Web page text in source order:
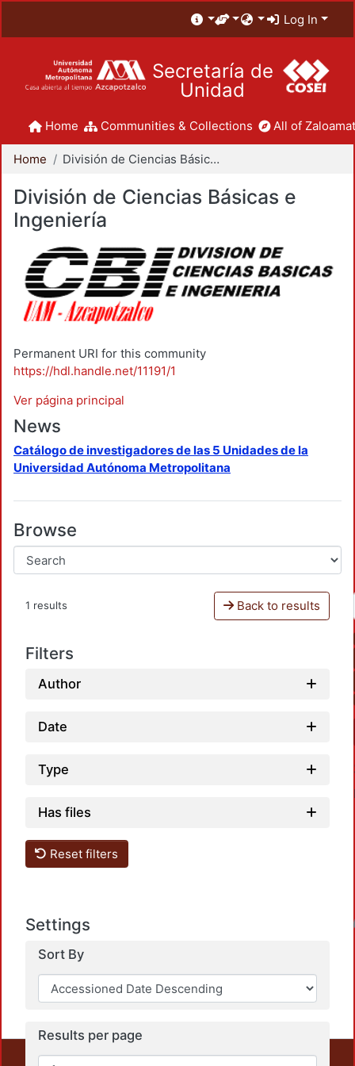
Log In
Secretaría de
Unidad
Home Communities & Collections All of
Home División de Ciencias Básicas e Ingeniería
División de Ciencias Básicas e
Ingeniería
Permanent URI for this community
https://hdl.handle.net/11191/1
Ver página principal
News
Catálogo de investigadores de las 5 Unidades de la
Universidad Autónoma Metropolitana
Browse
1 results Back to results
Filters
Author
Date
Type
Has files
Reset filters
Settings
Sort By
Results per page
This repository preserves and disseminates, in